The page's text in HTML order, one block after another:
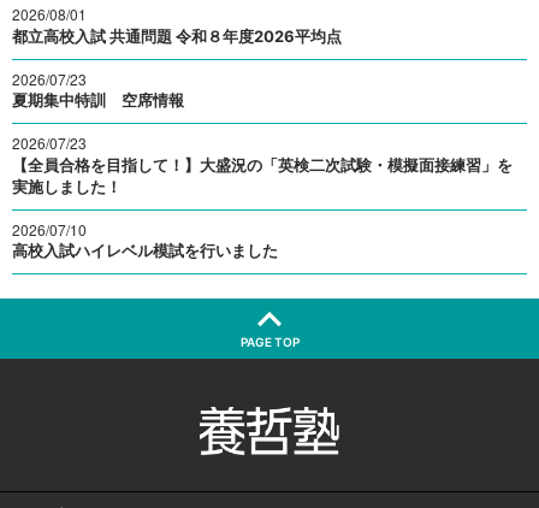
2026/08/01
都立高校入試 共通問題 令和８年度2026平均点
2026/07/23
夏期集中特訓 空席情報
2026/07/23
【全員合格を目指して！】大盛況の「英検二次試験・模擬面接練習」を
実施しました！
2026/07/10
高校入試ハイレベル模試を行いました
PAGE TOP